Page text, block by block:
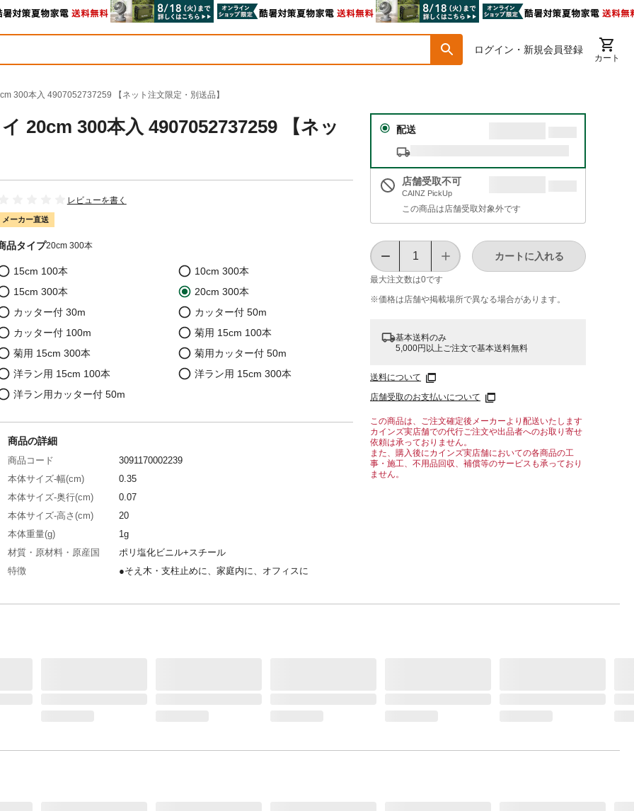
ログイン・新規会員登録
カート
300本入 4907052737259 【ネット注文限定・別送品】
20cm 300本入 4907052737259 【ネッ
レビューを書く
メーカー直送
品タイプ20cm 300本
15cm 100本
10cm 300本
15cm 300本
20cm 300本
カッター付 30m
カッター付 50m
カッター付 100m
菊用 15cm 100本
菊用 15cm 300本
菊用カッター付 50m
洋ラン用 15cm 100本
洋ラン用 15cm 300本
洋ラン用カッター付 50m
配送
店舗受取不可
CAINZ PickUp
この商品は店舗受取対象外です
最大注文数は0です
カートに入れる
※価格は​店舗や​掲載場所で​異なる​場合が​あります。
基本送料のみ
5,000円以上ご注文で基本送料無料
送料について
店舗受取のお支払いについて
この商品は、ご注文確定後メーカーより配送いたします
カインズ実店舗での代行ご注文や出品者へのお取り寄せ
依頼は承っておりません。
また、購入後にカインズ実店舗においての各商品の工
事・施工、不用品回収、補償等のサービスも承っており
ません。
商品の詳細
商品コード
3091170002239
本体サイズ-幅(cm)
0.35
本体サイズ-奥行(cm)
0.07
本体サイズ-高さ(cm)
20
本体重量(g)
1g
材質・原材料・原産国
ポリ塩化ビニル+スチール
特徴
●そえ木・支柱止めに、家庭内に、オフィスに